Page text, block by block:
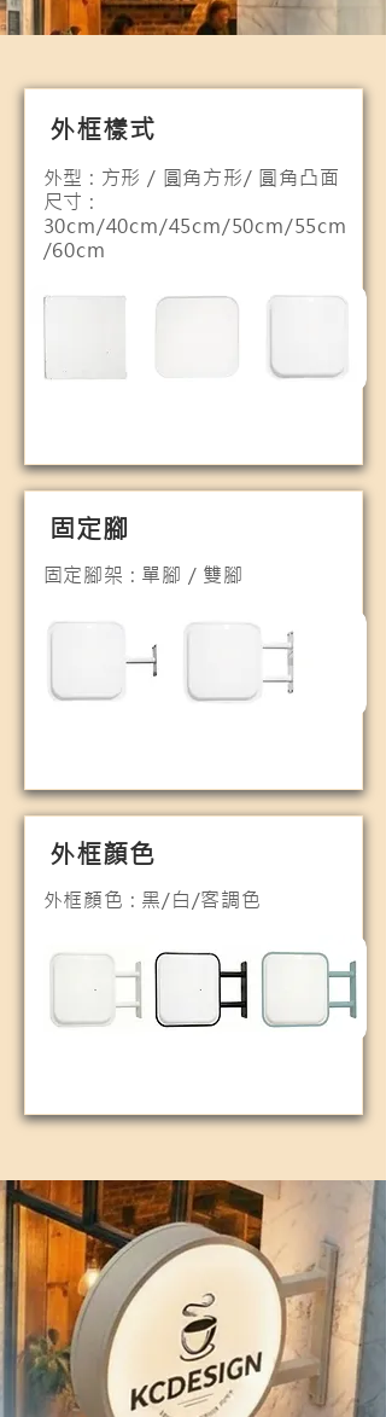
外框樣式
外型 : 方形 / 圓角方形/ 圓角凸面
​尺寸 :
30cm/40cm/45cm/50cm/55cm
/60cm
固定腳
固定腳架 : 單腳 / 雙腳
外框顏色
外框顏色 : 黑/白/客調色